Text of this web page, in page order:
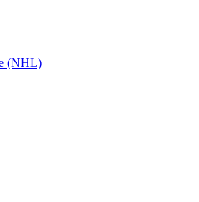
(NHL)